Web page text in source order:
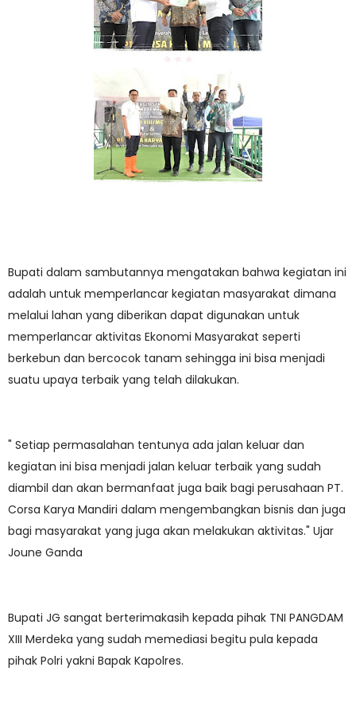
Bupati dalam sambutannya mengatakan bahwa kegiatan ini
adalah untuk memperlancar kegiatan masyarakat dimana
melalui lahan yang diberikan dapat digunakan untuk
memperlancar aktivitas Ekonomi Masyarakat seperti
berkebun dan bercocok tanam sehingga ini bisa menjadi
suatu upaya terbaik yang telah dilakukan.
" Setiap permasalahan tentunya ada jalan keluar dan
kegiatan ini bisa menjadi jalan keluar terbaik yang sudah
diambil dan akan bermanfaat juga baik bagi perusahaan PT.
Corsa Karya Mandiri dalam mengembangkan bisnis dan juga
bagi masyarakat yang juga akan melakukan aktivitas." Ujar
Joune Ganda
Bupati JG sangat berterimakasih kepada pihak TNI PANGDAM
XIII Merdeka yang sudah memediasi begitu pula kepada
pihak Polri yakni Bapak Kapolres.